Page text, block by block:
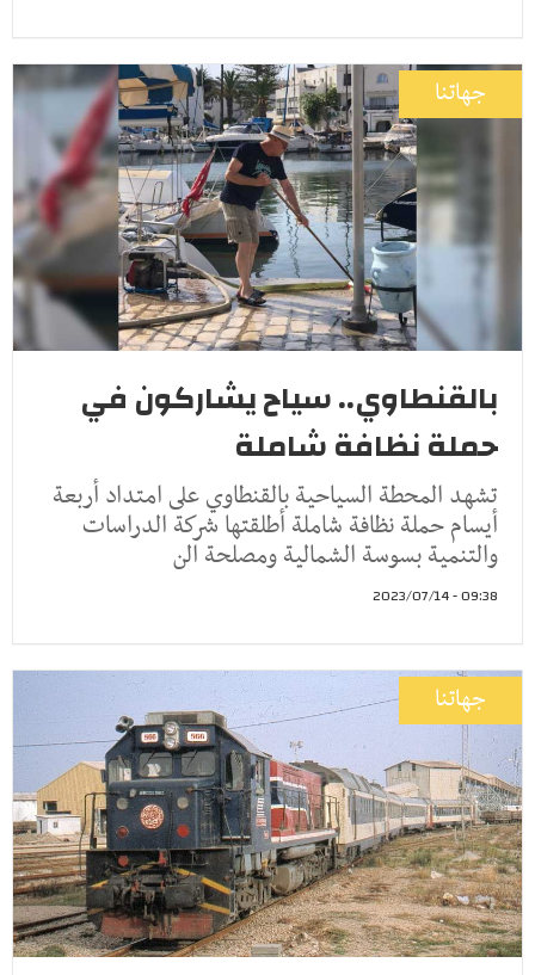
جهاتنا
بالقنطاوي.. سياح يشاركون في
حملة نظافة شاملة ‎
تشهد المحطة السياحية بالقنطاوي على امتداد أربعة
أيسام حملة نظافة شاملة أطلقتها شركة الدراسات
والتنمية بسوسة الشمالية ومصلحة الن
09:38 - 2023/07/14
جهاتنا